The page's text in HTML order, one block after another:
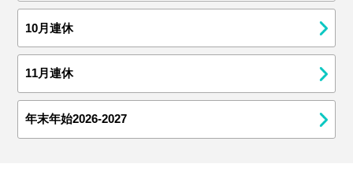
10月連休
11月連休
年末年始2026-2027